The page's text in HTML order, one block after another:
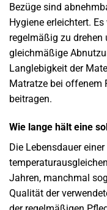
Bezüge sind
Hygiene erleichtert.
regelmäßig zu drehen
gleichmäßige
Langlebigkeit der
Matratze bei offenem
beitragen.
Wie lange hält eine
Die Lebensdauer
Jahren, manchmal
Qualität der